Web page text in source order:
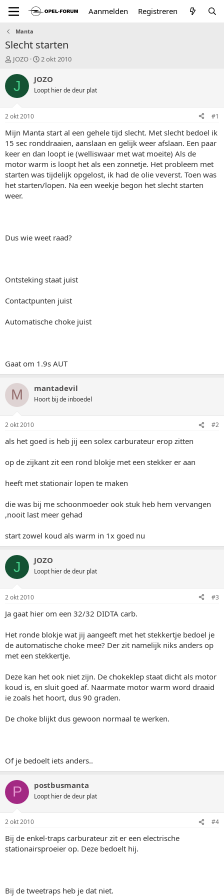
Aanmelden Registreren
Manta
Slecht starten
T
p
t
a
r
t
e
r
JOZO
S
a
t
u
m
2 okt 2010
J JOZO
Loopt hier de deur plat
2 okt 2010 #1
Mijn Manta start al een gehele tijd slecht. Met slecht bedoel ik
15 sec ronddraaien, aanslaan en gelijk weer afslaan. Een paar
keer en dan loopt ie (welliswaar met wat moeite) Als de
motor warm is loopt het als een zonnetje. Het probleem met
starten was tijdelijk opgelost, ik had de olie veverst. Toen was
het starten/lopen. Na een weekje begon het slecht starten
weer.
Dus wie weet raad?
Ontsteking staat juist
Contactpunten juist
Automatische choke juist
Gaat om 1.9s AUT
M mantadevil
Hoort bij de inboedel
2 okt 2010 #2
als het goed is heb jij een solex carburateur erop zitten
op de zijkant zit een rond blokje met een stekker er aan
heeft met stationair lopen te maken
die was bij me schoonmoeder ook stuk heb hem vervangen
,nooit last meer gehad
start zowel koud als warm in 1x goed nu
J JOZO
Loopt hier de deur plat
2 okt 2010 #3
Ja gaat hier om een 32/32 DIDTA carb.
Het ronde blokje wat jij aangeeft met het stekkertje bedoel je
de automatische choke mee? Der zit namelijk niks anders op
met een stekkertje.
Deze kan het ook niet zijn. De chokeklep staat dicht als motor
koud is, en sluit goed af. Naarmate motor warm word draaid
ie zoals het hoort, dus 90 graden.
De choke blijkt dus gewoon normaal te werken.
Of je bedoelt iets anders..
P postbusmanta
Loopt hier de deur plat
2 okt 2010 #4
Bij de enkel-traps carburateur zit er een electrische
stationairsproeier op. Deze bedoelt hij.
Bij de tweetraps heb je dat niet.